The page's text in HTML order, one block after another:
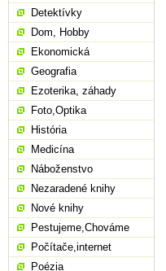
Detektívky
Dom, Hobby
Ekonomická
Geografia
Ezoterika, záhady
Foto,Optika
História
Medicína
Náboženstvo
Nezaradené knihy
Nové knihy
Pestujeme,Chováme
Počítače,internet
Poézia